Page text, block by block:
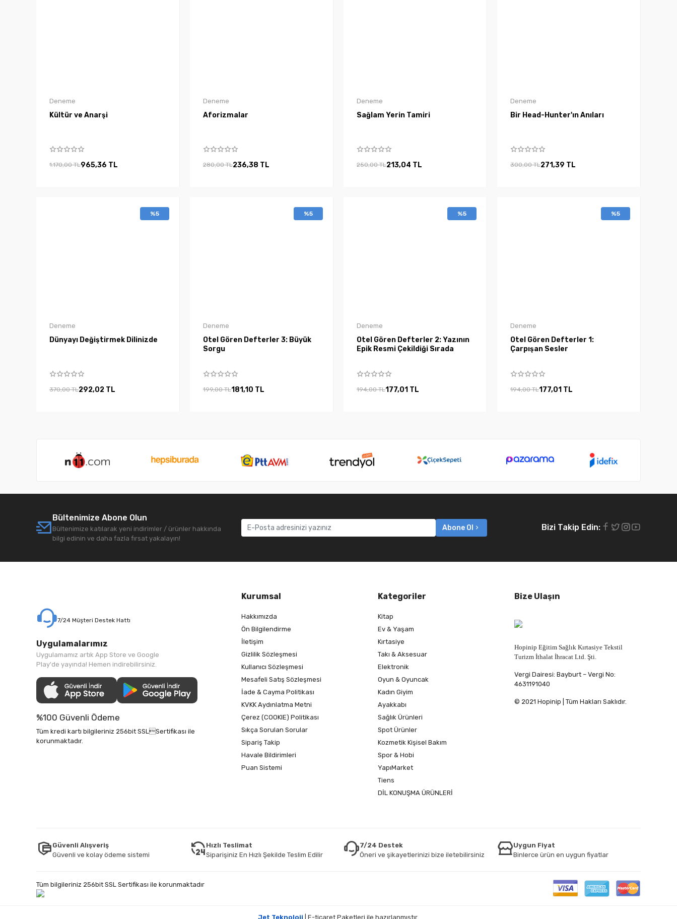
Deneme
Kültür ve Anarşi
1.170,00 TL965,36 TL
Deneme
Aforizmalar
280,00 TL236,38 TL
Deneme
Sağlam Yerin Tamiri
250,00 TL213,04 TL
Deneme
Bir Head-Hunter'ın Anıları
300,00 TL271,39 TL
%5
Deneme
Dünyayı Değiştirmek Dilinizde
370,00 TL292,02 TL
%5
Deneme
Otel Gören Defterler 3: Büyük
Sorgu
199,00 TL181,10 TL
%5
Deneme
Otel Gören Defterler 2: Yazının
Epik Resmi Çekildiği Sırada
194,00 TL177,01 TL
%5
Deneme
Otel Gören Defterler 1:
Çarpışan Sesler
194,00 TL177,01 TL
Bültenimize Abone Olun
Bültenimize katılarak yeni indirimler / ürünler hakkında
bilgi edinin ve daha fazla fırsat yakalayın!
Abone Ol Bizi Takip Edin:
7/24 Müşteri Destek Hattı
Uygulamalarımız
Uygulamamız artık App Store ve Google
Play'de yayında! Hemen indirebilirsiniz.
%100 Güvenli Ödeme
Tüm kredi kartı bilgileriniz 256bit SSLSertifikası ile
korunmaktadır.
Kurumsal
Hakkımızda
Ön Bilgilendirme
İletişim
Gizlilik Sözleşmesi
Kullanıcı Sözleşmesi
Mesafeli Satış Sözleşmesi
İade & Cayma Politikası
KVKK Aydınlatma Metni
Çerez (COOKIE) Politikası
Sıkça Sorulan Sorular
Sipariş Takip
Havale Bildirimleri
Puan Sistemi
Kategoriler
Kitap
Ev & Yaşam
Kırtasiye
Takı & Aksesuar
Elektronik
Oyun & Oyuncak
Kadın Giyim
Ayakkabı
Sağlık Ürünleri
Spot Ürünler
Kozmetik Kişisel Bakım
Spor & Hobi
YapıMarket
Tiens
DİL KONUŞMA ÜRÜNLERİ
Bize Ulaşın
Hopinip Eğitim Sağlık Kırtasiye Tekstil
Turizm İthalat İhracat Ltd. Şti.
Vergi Dairesi: Bayburt – Vergi No:
4631191040
© 2021 Hopinip | Tüm Hakları Saklıdır.
Güvenli Alışveriş
Güvenli ve kolay ödeme sistemi
Hızlı Teslimat
Siparişiniz En Hızlı Şekilde Teslim Edilir
7/24 Destek
Öneri ve şikayetlerinizi bize iletebilirsiniz
Uygun Fiyat
Binlerce ürün en uygun fiyatlar
Tüm bilgileriniz 256bit SSL Sertifikası ile korunmaktadır
Jet Teknoloji | E-ticaret Paketleri ile hazırlanmıştır.